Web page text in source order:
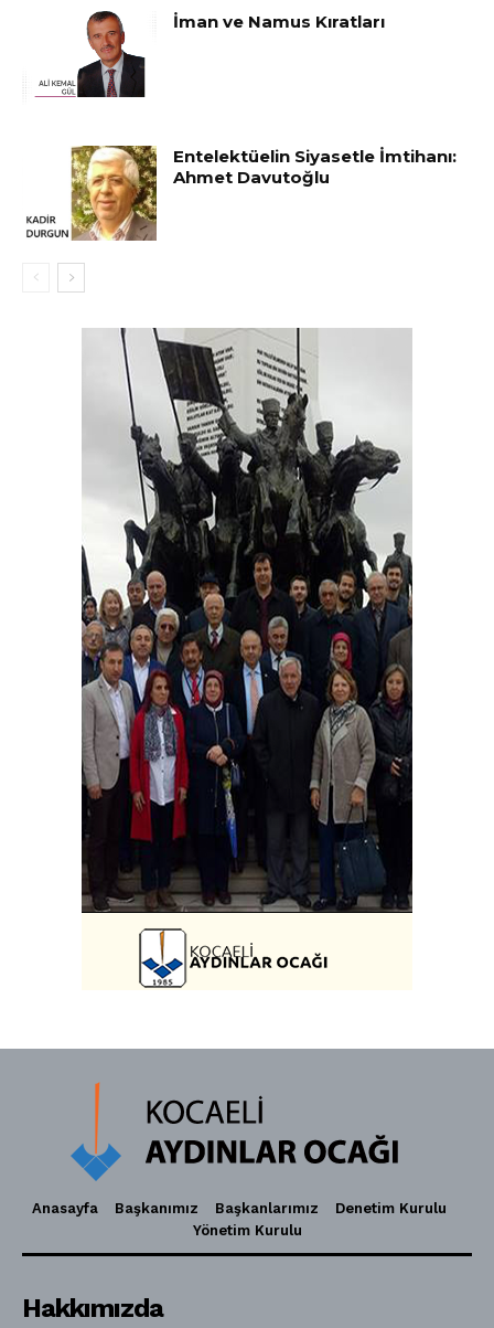
İman ve Namus Kıratları
Entelektüelin Siyasetle İmtihanı:
Ahmet Davutoğlu
Anasayfa Başkanımız Başkanlarımız
Denetim Kurulu
Yönetim Kurulu
Hakkımızda